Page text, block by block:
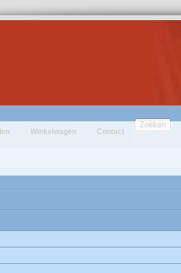
Winkelwagen Contact
Zoeken